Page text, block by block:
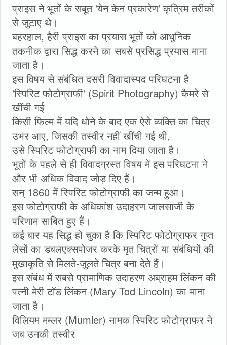
प्राइस ने भूतों के सबूत 'येन केन प्रकारेण' कृत्रिम तरीकों
से जुटाए थे।
बहरहाल, हैरी प्राइस का प्रयास भूतों को आधुनिक
तकनीक द्वारा सिद्ध करने का सबसे प्रसिद्ध प्रयास माना
जाता है।
इस विषय से संबंधित दसरी विवादास्पद परिघटना है
'स्पिरिट फोटोग्राफी' (Spirit Photography) कैमरे से
खींची गई
किसी फिल्म में यदि धोने के बाद एक ऐसे व्यक्ति का चित्र
उभर आए, जिसकी तस्वीर नहीं खींची गई थी,
उसे स्पिरिट फोटोग्राफी का नाम दिया जाता है।
भूतों के पहले से ही विवादग्रस्त विषय में इस परिघटना ने
और भी अधिक विवाद जोड़ दिए हैं।
सन् 1860 में स्पिरिट फोटोग्राफी का जन्म हुआ।
इस फोटोग्राफी के अधिकांश उदाहरण जालसाजी के
परिणाम साबित हुए हैं।
कई बार यह सिद्ध हो चुका है कि स्पिरिट फोटोग्राफर गुप्त
लेंसों का डबलएक्सपोजर करके मृत चित्रों या संबंधियों की
मुखाकृति से मिलते-जुलते चित्र बना देते हैं।
इस संबंध में सबसे प्रामाणिक उदाहरण अब्राहम लिंकन की
पत्नी मेरी टॉड लिंकन (Mary Tod Lincoln) का माना
जाता है।
विलियम मम्लर (Mumler) नामक स्पिरिट फोटोग्राफर ने
जब उनकी तस्वीर